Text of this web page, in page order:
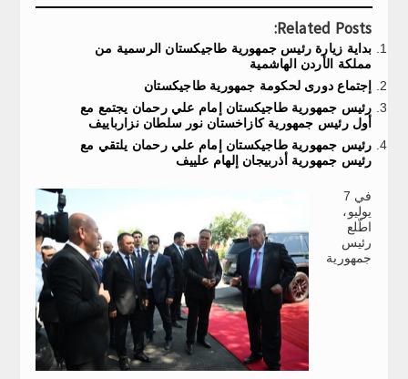
Related Posts:
بداية زيارة رئيس جمهورية طاجيكستان الرسمية من
مملكة الأردن الهاشمية
إجتماع دورى لحكومة جمهورية طاجيكستان
رئيس جمهورية طاجيكستان إمام علي رحمان يجتمع مع
أول رئيس جمهورية كازاخستان نور سلطان نزارباييف
رئيس جمهورية طاجيكستان إمام علي رحمان يلتقي مع
رئيس جمهورية أذربيجان إلهام علييف
في 7
يوليو،
اطّلع
رئيس
جمهورية